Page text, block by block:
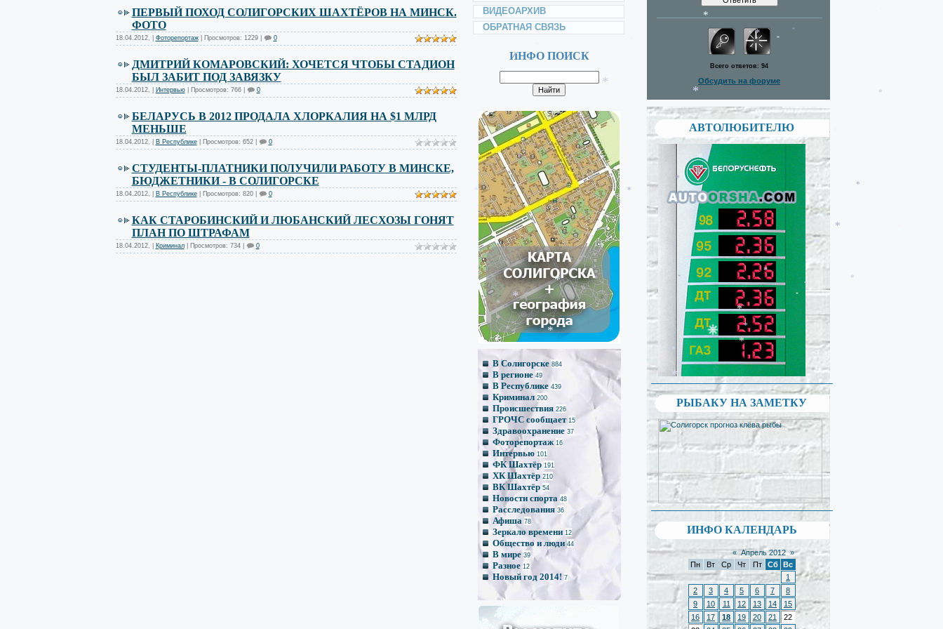
*
*
*
*
*
*
*
*
*
*
*
*
*
*
*
*
*
* *
*
ПЕРВЫЙ ПОХОД СОЛИГОРСКИХ ШАХТЁРОВ НА МИНСК.
ФОТО
18.04.2012, Фоторепортаж| Просмотров: 1229 | 0
ДМИТРИЙ КОМАРОВСКИЙ: ХОЧЕТСЯ ЧТОБЫ СТАДИОН
БЫЛ ЗАБИТ ПОД ЗАВЯЗКУ
18.04.2012, Интервью| Просмотров: 766 | 0
БЕЛАРУСЬ В 2012 ПРОДАЛА ХЛОРКАЛИЯ НА $1 МЛРД
МЕНЬШЕ
18.04.2012, В Республике| Просмотров: 652 | 0
СТУДЕНТЫ-ПЛАТНИКИ ПОЛУЧИЛИ РАБОТУ В МИНСКЕ,
БЮДЖЕТНИКИ - В СОЛИГОРСКЕ
18.04.2012, В Республике| Просмотров: 820 | 0
КАК СТАРОБИНСКИЙ И ЛЮБАНСКИЙ ЛЕСХОЗЫ ГОНЯТ
ПЛАН ПО ШТРАФАМ
18.04.2012, Криминал| Просмотров: 734 | 0
ВИДЕОАРХИВ
ОБРАТНАЯ СВЯЗЬ
ИНФО ПОИСК
В Солигорске 884
В регионе 49
В Республике 439
Криминал 200
Происшествия 226
ГРОЧС сообщает 15
Здравоохранение 37
Фоторепортаж 16
Интервью 101
ФК Шахтёр 191
ХК Шахтёр 210
ВК Шахтёр 54
Новости спорта 48
Расследования 36
Афиша 78
Зеркало времени 12
Общество и люди 44
В мире 39
Разное 12
Новый год 2014! 7
Всего ответов: 94
Обсудить на форуме
АВТОЛЮБИТЕЛЮ
РЫБАКУ НА ЗАМЕТКУ
ИНФО КАЛЕНДАРЬ
« Апрель 2012 »
Пн
Вт Ср Чт Пт Сб
Вс
1
2
3 4 5 6 7
8
9
10 11 12 13 14
15
16
17 18 19 20 21
22